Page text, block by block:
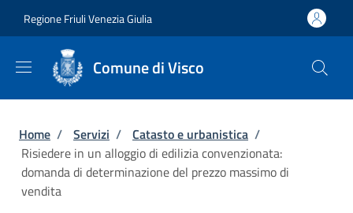
Regione Friuli Venezia Giulia
Comune di Visco
Briciole di pane
Home / Servizi / Catasto e urbanistica /
Risiedere in un alloggio di edilizia convenzionata:
domanda di determinazione del prezzo massimo di
vendita